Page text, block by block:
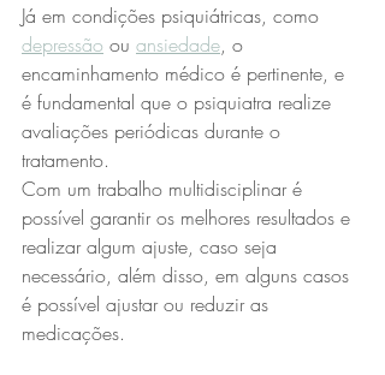
Já em condições psiquiátricas, como
depressão ou ansiedade, o
encaminhamento médico é pertinente, e
é fundamental que o psiquiatra realize
avaliações periódicas durante o
tratamento.
Com um trabalho multidisciplinar é
possível garantir os melhores resultados e
realizar algum ajuste, caso seja
necessário, além disso, em alguns casos
é possível ajustar ou reduzir as
medicações.